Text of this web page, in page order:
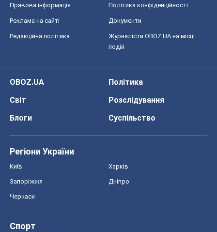
Правова інформація Політика конфіденційності
Реклама на сайті Документи
Редакційна політика
Журналісти OBOZ.UA на місці
подій
OBOZ.UA
Політика
Світ
Розслідування
Блоги
Суспільство
Регіони України
Київ Харків
Запоріжжя Дніпро
Черкаси
Спорт